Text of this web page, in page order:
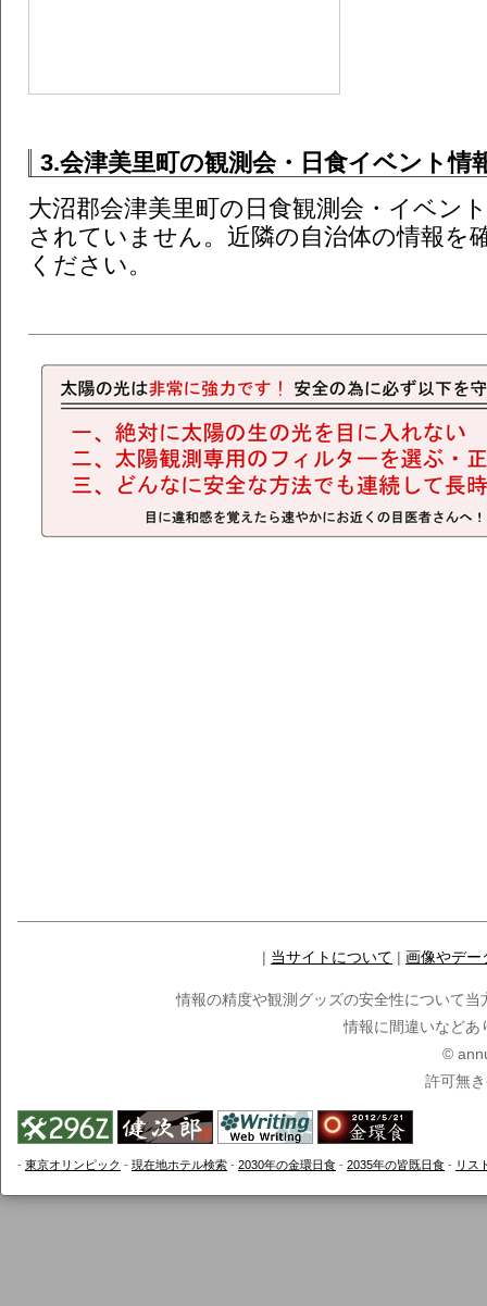
3.会津美里町の観測会・日食イベント情
大沼郡会津美里町の日食観測会・イベン
されていません。近隣の自治体の情報を
ください。
| 当サイトについて | 画像やデー
情報の精度や観測グッズの安全性について
情報に間違いなどあ
©
許可無
- 東京オリンピック - 現在地ホテル検索 - 2030年の金環日食 - 2035年の皆既日食 - リス